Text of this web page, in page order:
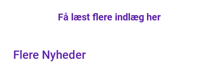
Få læst flere indlæg her
Flere Nyheder